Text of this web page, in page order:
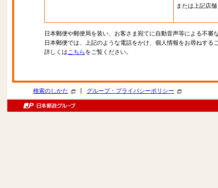
または上記店舗
日本郵便や郵便局を装い、お客さま宛てに自動音声等による不審
日本郵便では、上記のような電話をかけ、個人情報をお尋ねする
詳しくはこちら をご覧ください。
検索のしかた グループ・プライバシーポリシー